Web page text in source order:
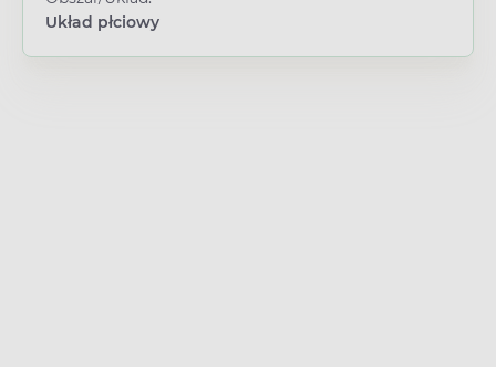
Układ płciowy